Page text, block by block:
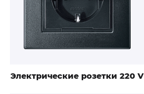
Электрические розетки 220 V